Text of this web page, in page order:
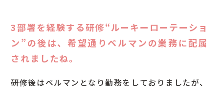
3部署を経験する研修“ルーキーローテーショ
ン”の後は、希望通りベルマンの業務に配属
されましたね。
研修後はベルマンとなり勤務をしておりましたが、